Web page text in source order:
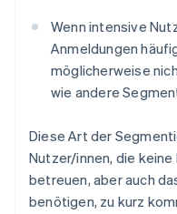
Wenn intensive
Anmeldungen
möglicherweise
wie andere
Diese Art der
Nutzer/innen, die
betreuen, aber auch
benötigen, zu kurz